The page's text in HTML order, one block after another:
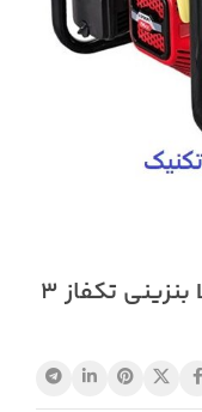
موتور برق لانسین Loncin 3kw بنزینی تکفاز 3